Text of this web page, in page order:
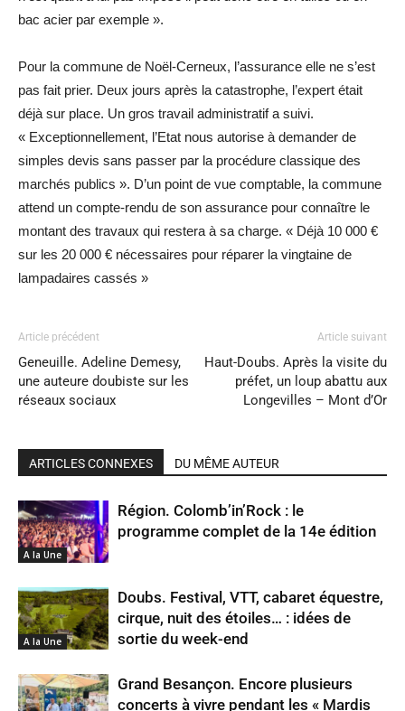
bac acier par exemple ».
Pour la commune de Noël-Cerneux, l’assurance elle ne s’est
pas fait prier. Deux jours après la catastrophe, l’expert était
déjà sur place. Un gros travail administratif a suivi.
« Exceptionnellement, l’Etat nous autorise à demander de
simples devis sans passer par la procédure classique des
marchés publics ». D’un point de vue comptable, la commune
attend un compte-rendu de son assurance pour connaître le
montant des travaux qui restera à sa charge. « Déjà 10 000 €
sur les 20 000 € nécessaires pour réparer la vingtaine de
lampadaires cassés »
Article précédent
Geneuille. Adeline Demesy,
une auteure doubiste sur les
réseaux sociaux
Article suivant
Haut-Doubs. Après la visite du
préfet, un loup abattu aux
Longevilles – Mont d’Or
ARTICLES CONNEXES DU MÊME AUTEUR
A la Une
Région. Colomb’in’Rock : le
programme complet de la 14e édition
A la Une
Doubs. Festival, VTT, cabaret équestre,
cirque, nuit des étoiles… : idées de
sortie du week-end
Grand Besançon. Encore plusieurs
concerts à vivre pendant les « Mardis